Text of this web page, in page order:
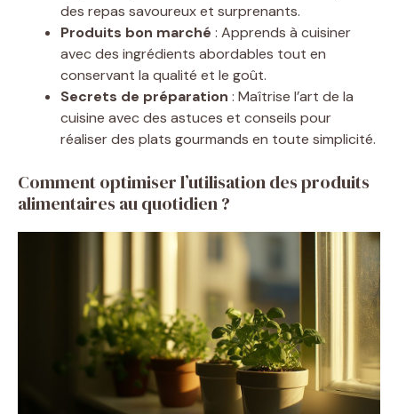
des repas savoureux et surprenants.
Produits bon marché : Apprends à cuisiner
avec des ingrédients abordables tout en
conservant la qualité et le goût.
Secrets de préparation : Maîtrise l’art de la
cuisine avec des astuces et conseils pour
réaliser des plats gourmands en toute simplicité.
Comment optimiser l’utilisation des produits
alimentaires au quotidien ?